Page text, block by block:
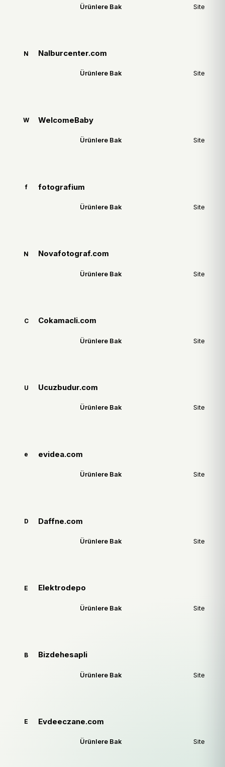
Ürünlere Bak Site
N Nalburcenter.com
Ürünlere Bak Site
W WelcomeBaby
Ürünlere Bak Site
f fotografium
Ürünlere Bak Site
N Novafotograf.com
Ürünlere Bak Site
C Cokamacli.com
Ürünlere Bak Site
U Ucuzbudur.com
Ürünlere Bak Site
e evidea.com
Ürünlere Bak Site
D Daffne.com
Ürünlere Bak Site
E Elektrodepo
Ürünlere Bak Site
B Bizdehesapli
Ürünlere Bak Site
E Evdeeczane.com
Ürünlere Bak Site